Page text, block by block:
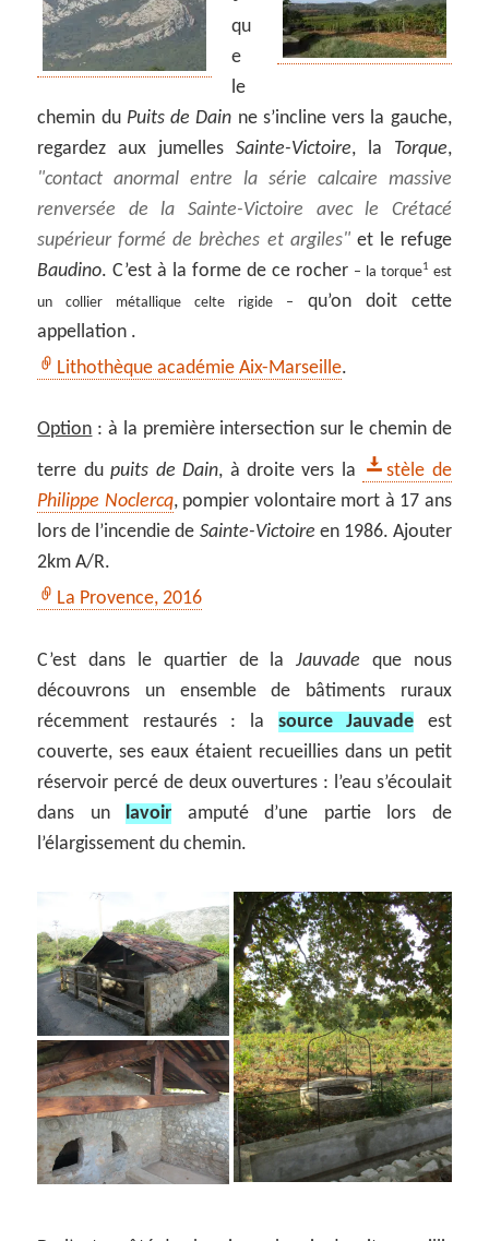
qu
e
le
chemin du Puits de Dain ne s’incline vers la gauche,
regardez aux jumelles Sainte-Victoire, la Torque,
contact anormal entre la série calcaire massive
renversée de la Sainte-Victoire avec le Crétacé
supérieur formé de brèches et argiles et le refuge
Baudino. C’est à la forme de ce rocher – la torque1 est
un collier métallique celte rigide –
qu’on doit cette
appellation .
Lithothèque académie Aix-Marseille.
Option : à la première intersection sur le chemin de
terre dupuits de Dain, à droite vers la
stèle de
Philippe Noclercq, pompier volontaire mort à 17 ans
lors de l’incendie de Sainte-Victoire en 1986. Ajouter
2km A/R.
La Provence, 2016
C’est dans le quartier de laJauvade que nous
découvrons un ensemble de bâtiments ruraux
récemment restaurés : la source Jauvade est
couverte, ses eaux étaient recueillies dans un petit
réservoir percé de deux ouvertures : l’eau s’écoulait
dans un lavoir amputé d’une partie lors de
l’élargissement du chemin.